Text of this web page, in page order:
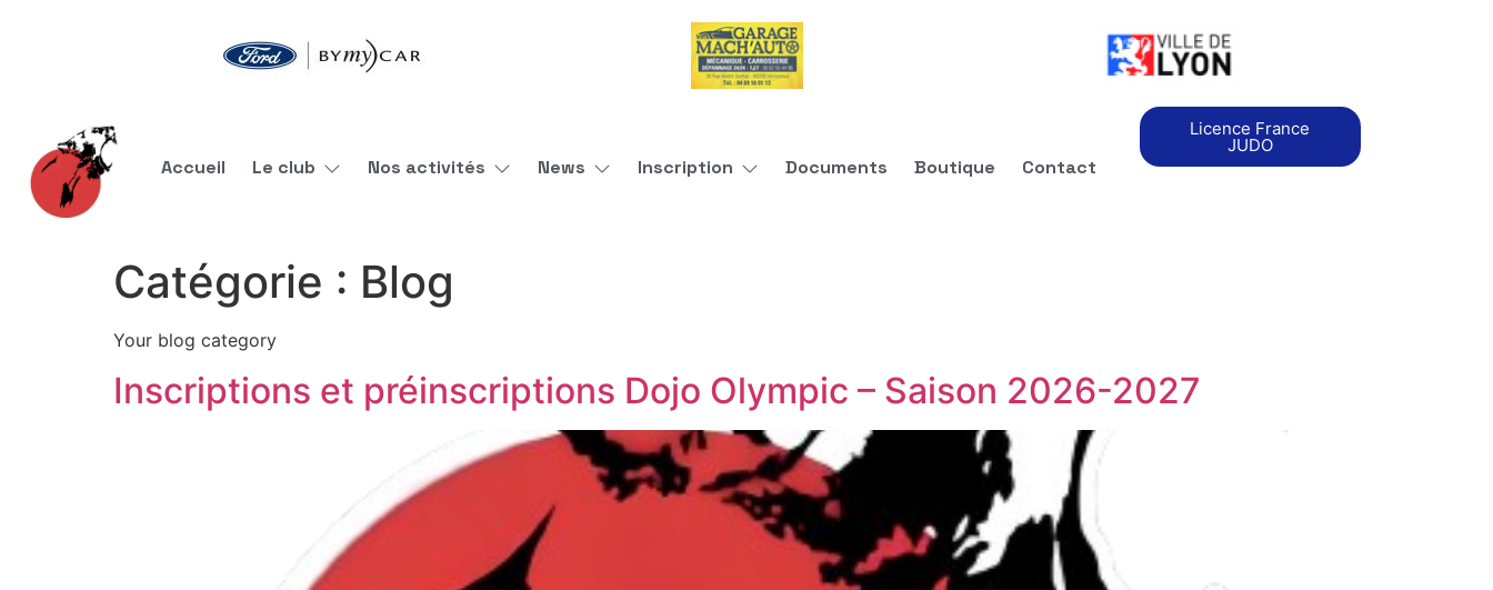
Accueil Le club Nos activités News Inscription Documents Boutique Contact
Licence France
JUDO
Catégorie : Blog
Your blog category
Inscriptions et préinscriptions Dojo Olympic – Saison 2026-2027